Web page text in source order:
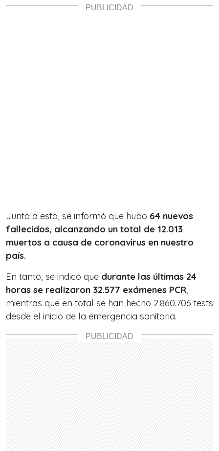
Junto a esto, se informó que hubo 64 nuevos
fallecidos, alcanzando un total de 12.013
muertos a causa de coronavirus en nuestro
país.
En tanto, se indicó que durante las últimas 24
horas se realizaron 32.577 exámenes PCR,
mientras que en total se han hecho 2.860.706 tests
desde el inicio de la emergencia sanitaria.